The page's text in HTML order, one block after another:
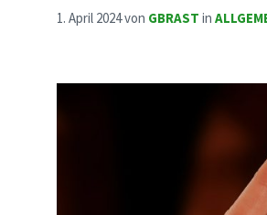
1. April 2024von GBRAST in